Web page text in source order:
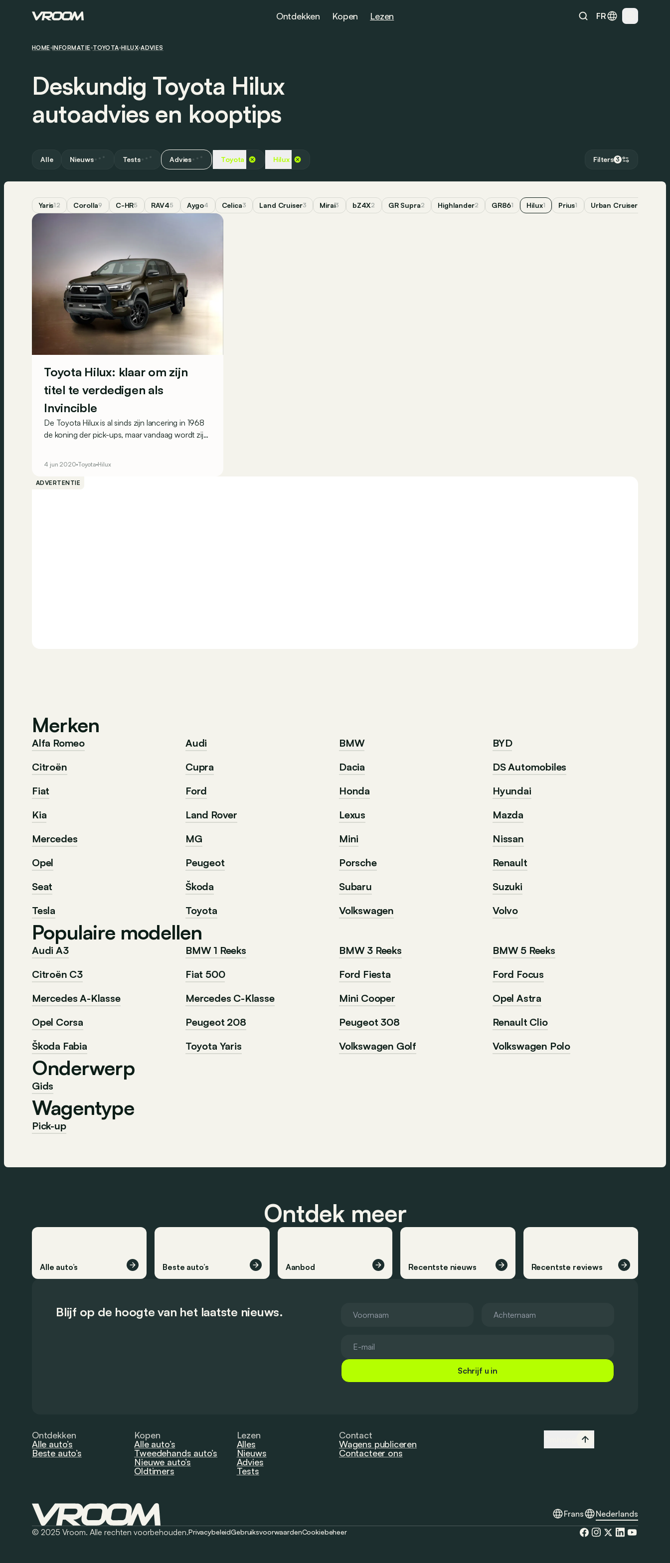
Ontdekken Kopen Lezen FR
HOME INFORMATIE TOYOTA HILUX ADVIES
Deskundig Toyota Hilux
autoadvies en kooptips
Alle Nieuws Tests Advies Toyota Hilux Filters 3
Yaris12 Corolla9 C-HR5 RAV45 Aygo4 Celica3 Land Cruiser3 Mirai3 bZ4X2 GR Supra2 Highlander2 GR861 Hilux1 Prius1 Urban Cruiser
Toyota Hilux: klaar om zijn
titel te verdedigen als
Invincible
De Toyota Hilux is al sinds zijn lancering in 1968
de koning der pick-ups, maar vandaag wordt zijn
moeten hem terug de leider maken.
4 jun 2020 Toyota Hilux
ADVERTENTIE
Merken
Alfa Romeo Audi BMW
BYD
Citroën
Cupra Dacia
DS Automobiles
Fiat
Ford Honda
Hyundai
Kia
Land Rover Lexus
Mazda
Mercedes
MG Mini
Nissan
Opel
Peugeot Porsche
Renault
Seat
Škoda Subaru
Suzuki
Tesla
Toyota Volkswagen Volvo
Populaire modellen
Audi A3 BMW 1 Reeks BMW 3 Reeks
BMW 5 Reeks
Citroën C3
Fiat 500 Ford Fiesta
Ford Focus
Mercedes A-Klasse
Mercedes C-Klasse Mini Cooper
Opel Astra
Opel Corsa
Peugeot 208 Peugeot 308
Renault Clio
Škoda Fabia
Toyota Yaris Volkswagen Golf Volkswagen Polo
Onderwerp
Gids
Wagentype
Pick-up
Ontdek meer
Alle auto’s Beste auto’s Aanbod Recentste nieuws Recentste reviews
Blijf op de hoogte van het laatste nieuws.
Schrijf u in
Ontdekken
Alle auto’s
Beste auto’s
Kopen
Alle auto’s
Tweedehands auto’s
Nieuwe auto’s
Oldtimers
Lezen
Alles
Nieuws
Advies
Tests
Contact
Wagens publiceren
Contacteer ons
Frans
Nederlands
© 2025 Vroom. Alle rechten voorbehouden.PrivacybeleidGebruiksvoorwaardenCookiebeheer